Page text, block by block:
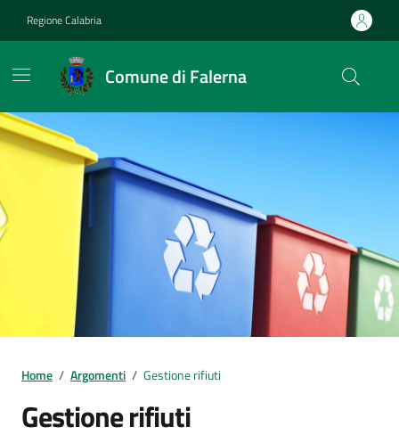
Regione Calabria
Comune di Falerna
Home / Argomenti / Gestione rifiuti
Gestione rifiuti